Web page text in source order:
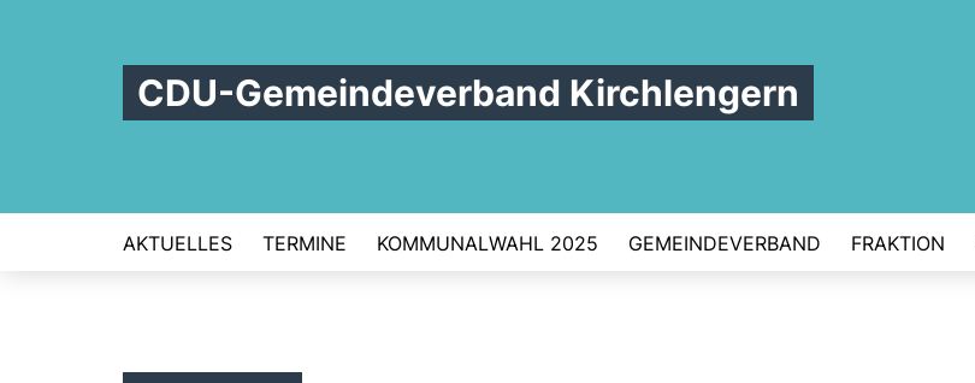
CDU-Gemeindeverband Kirchlengern
AKTUELLES TERMINE KOMMUNALWAHL 2025 GEMEINDEVERBAND FRAKTION